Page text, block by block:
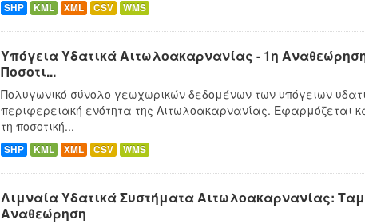
SHP KML XML CSV WMS
Υπόγεια Υδατικά Αιτωλοακαρνανίας - 1η
Ποσοτι...
Πολυγωνικό σύνολο γεωχωρικών δεδομένων των υπόγειων
περιφερειακή ενότητα της Αιτωλοακαρνανίας. Εφαρμόζεται
τη ποσοτική...
SHP KML XML CSV WMS
Λιμναία Υδατικά Συστήματα Αιτωλοακαρνανίας:
Αναθεώρηση